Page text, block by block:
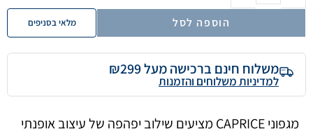
הוספה לסל מלאי בסניפים
משלוח חינם ברכישה מעל ₪299
למדיניות משלוחים והזמנות
מגפוני CAPRICE מציעים שילוב יפהפה של עיצוב אופנתי